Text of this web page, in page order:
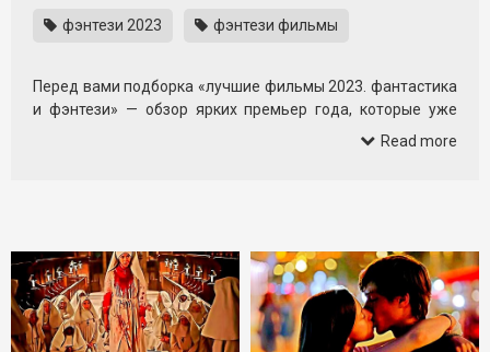
фэнтези 2023 фэнтези фильмы
Перед вами подборка «лучшие фильмы 2023. фантастика
и фэнтези» — обзор ярких премьер года, которые уже
вышли и доступны к просмотру. В одном видео собраны
обстоятельствах. Подборка сочетает зрелищный экшен,
атмосферное фэнтези и более вдумчивые, авторские
фантастические фильмы.
Формат напомнит расширенный видеообзор:
Read more